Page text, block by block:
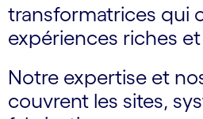
transformatrices qui
expériences riches
Notre expertise et
couvrent les sites,